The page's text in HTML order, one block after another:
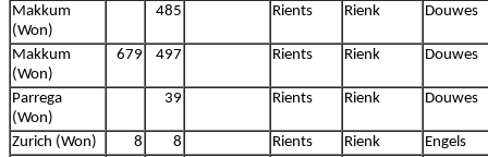
Makkum
(Won)
485 Rients Rienk Douwes
Makkum
(Won)
679 497 Rients Rienk Douwes
Parrega
(Won)
39 Rients Rienk Douwes
Zurich (Won) 8 8 Rients Rienk
Engels